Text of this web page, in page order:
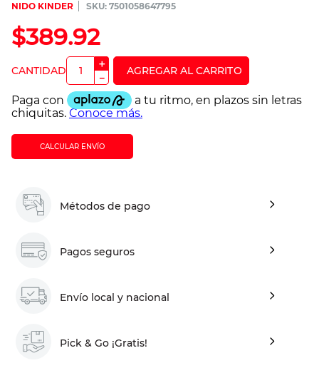
NIDO KINDER :7501058647795
$389.92
＋
－
CALCULAR ENVÍO
Métodos de pago
Pagos seguros
Envío local y nacional
Pick & Go ¡Gratis!